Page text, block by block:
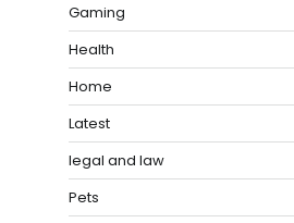
Gaming
Health
Home
Latest
legal and law
Pets